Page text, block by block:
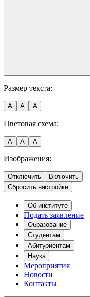
Размер текста:
A A A
Цветовая схема:
A A A
Изображения:
Отключить
Включить
Сбросить настройки
Об институте
Подать заявление
Образование
Студентам
Абитуриентам
Наука
Мероприятия
Новости
Контакты